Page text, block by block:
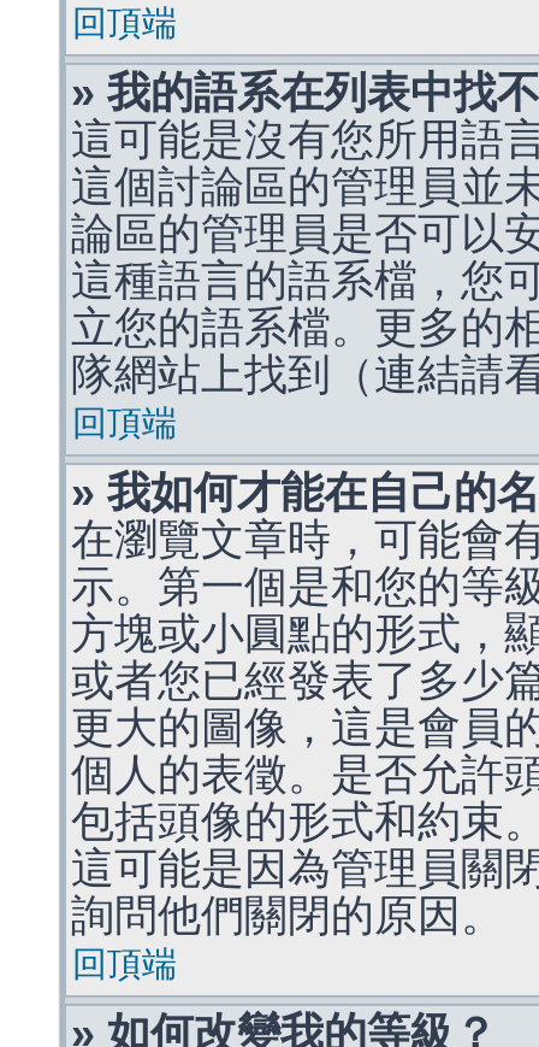
回頂端
» 我的語系在列表中找
這可能是沒有您所用語
這個討論區的管理員並
論區的管理員是否可以
這種語言的語系檔，您
立您的語系檔。更多的
隊網站上找到（連結請
回頂端
» 我如何才能在自己的
在瀏覽文章時，可能會
示。第一個是和您的等
方塊或小圓點的形式，
或者您已經發表了多少
更大的圖像，這是會員
個人的表徵。是否允許
包括頭像的形式和約束
這可能是因為管理員關
詢問他們關閉的原因。
回頂端
» 如何改變我的等級？